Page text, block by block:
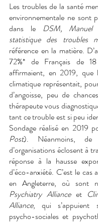
Les troubles de la santé
environnementale ne sont
dans le DSM, Manuel
statistique des troubles
référence en la matière.
72%* de Français de
affirmaient, en 2019, que
climatique représentait,
d’angoisse, peu de
thérapeute vous
tant ce trouble est si peu
Sondage réalisé en 2019
Post). Néanmoins,
d’organisations éclosent à
réponse à la hausse
d’éco-anxiété. C’est le
en Angleterre, où sont
Psychiatry Alliance et
Alliance, qui s’appuient
psycho-sociales et